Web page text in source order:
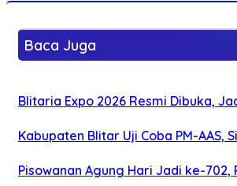
Baca Juga
Blitaria Expo 2026 Resmi Dibuka,
Kabupaten Blitar Uji Coba PM-AAS,
Pisowanan Agung Hari Jadi ke-